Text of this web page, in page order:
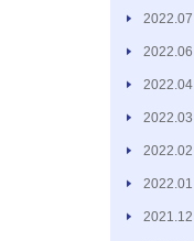
2022.07
2022.06
2022.04
2022.03
2022.02
2022.01
2021.12